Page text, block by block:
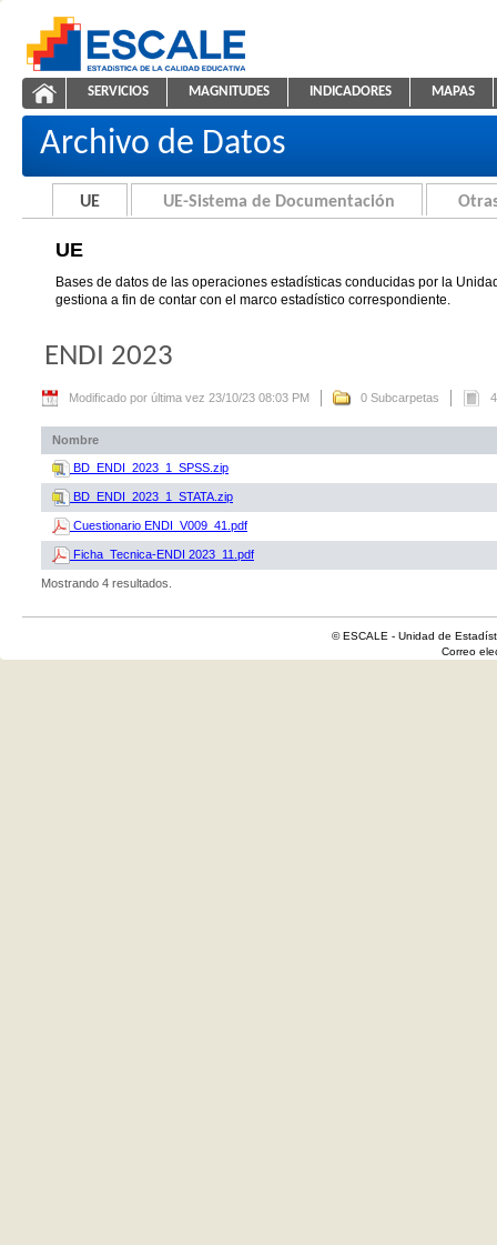
ESCALE - Unidad de Estadística Educativa
UE
NAVEGACIÓN
SERVICIOS MAGNITUDES INDICADORES MAPAS
Archivo de Datos
UE UE-Sistema de Documentación
UE
Bases de datos de las operaciones estadísticas conducidas por la
gestiona a fin de contar con el marco estadístico correspondiente.
ENDI 2023
Modificado por última vez 23/10/23 08:03 PM 0 Subcarpetas
Nombre
BD_ENDI_2023_1_SPSS.zip
BD_ENDI_2023_1_STATA.zip
Cuestionario ENDI_V009_41.pdf
Ficha_Tecnica-ENDI 2023_11.pdf
Mostrando 4 resultados.
© ESCALE - Unidad de
Correo